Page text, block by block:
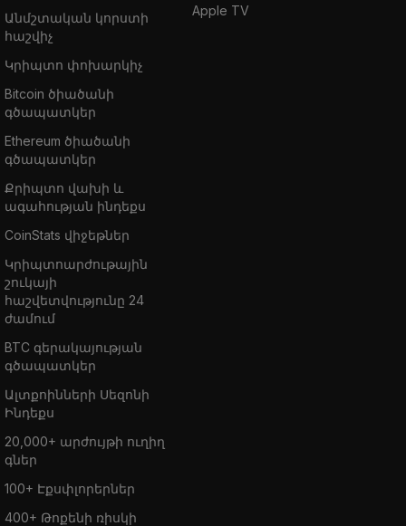
Անմշտական կորստի
հաշվիչ
Կրիպտո փոխարկիչ
Bitcoin ծիածանի
գծապատկեր
Ethereum ծիածանի
գծապատկեր
Քրիպտո վախի և
ագահության ինդեքս
CoinStats վիջեթներ
Կրիպտոարժութային
շուկայի
հաշվետվությունը 24
ժամում
BTC գերակայության
գծապատկեր
Ալտքոինների Սեզոնի
Ինդեքս
20,000+ արժույթի ուղիղ
գներ
100+ Էքսփլորերներ
400+ Թոքենի ռիսկի
Apple TV